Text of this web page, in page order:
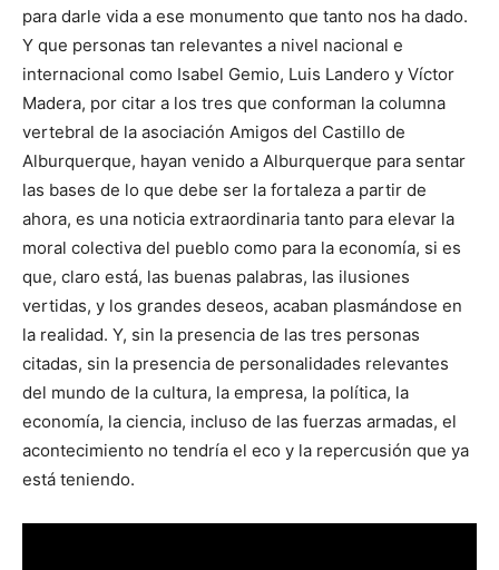
para darle vida a ese monumento que tanto nos ha dado.
Y que personas tan relevantes a nivel nacional e
internacional como Isabel Gemio, Luis Landero y Víctor
Madera, por citar a los tres que conforman la columna
vertebral de la asociación Amigos del Castillo de
Alburquerque, hayan venido a Alburquerque para sentar
las bases de lo que debe ser la fortaleza a partir de
ahora, es una noticia extraordinaria tanto para elevar la
moral colectiva del pueblo como para la economía, si es
que, claro está, las buenas palabras, las ilusiones
vertidas, y los grandes deseos, acaban plasmándose en
la realidad. Y, sin la presencia de las tres personas
citadas, sin la presencia de personalidades relevantes
del mundo de la cultura, la empresa, la política, la
economía, la ciencia, incluso de las fuerzas armadas, el
acontecimiento no tendría el eco y la repercusión que ya
está teniendo.